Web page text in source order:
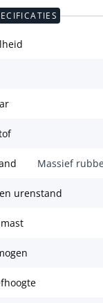
Massief
urenstand